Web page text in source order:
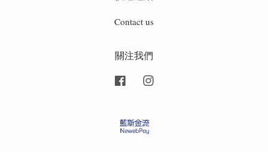
Contact us
關注我們
Facebook